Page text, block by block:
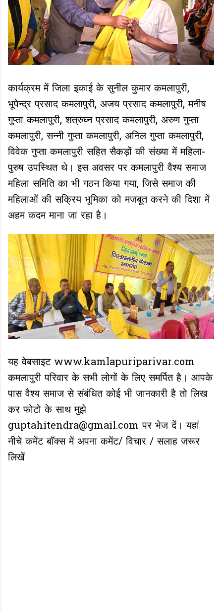
कार्यक्रम में जिला इकाई के सुनील कुमार कमलापुरी,
भूपेन्द्र प्रसाद कमलापुरी, अजय प्रसाद कमलापुरी, मनीष
गुप्ता कमलापुरी, शत्रुघ्न प्रसाद कमलापुरी, अरुण गुप्ता
कमलापुरी, सन्नी गुप्ता कमलापुरी, अनिल गुप्ता कमलापुरी,
विवेक गुप्ता कमलापुरी सहित सैकड़ों की संख्या में महिला-
पुरुष उपस्थित थे। इस अवसर पर कमलापुरी वैश्य समाज
महिला समिति का भी गठन किया गया, जिसे समाज की
महिलाओं की सक्रिय भूमिका को मजबूत करने की दिशा में
अहम कदम माना जा रहा है।
यह वेबसाइट www.kamlapuriparivar.com
कमलापुरी परिवार के सभी लोगों के लिए समर्पित है। आपके
पास वैश्य समाज से संबंधित कोई भी जानकारी है तो लिख
कर फोटो के साथ मुझे
guptahitendra@gmail.com पर भेज दें। यहां
नीचे कमेंट बॉक्स में अपना कमेंट/ विचार / सलाह जरूर
लिखें